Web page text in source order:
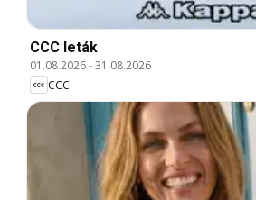
CCC leták
01.08.2026-31.08.2026
CCC